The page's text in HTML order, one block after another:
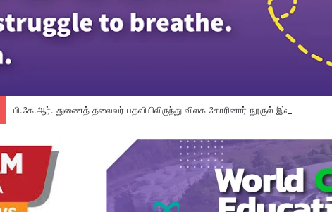
பி.கே.ஆர். துணைத் தலைவர் பதவியிலிருந்து விலக கோரினார் நூருல் இஸ்ஸா;